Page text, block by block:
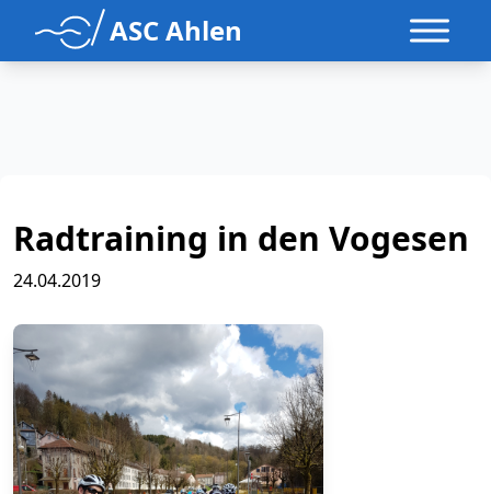
ASC Ahlen
Radtraining in den Vogesen
24.04.2019